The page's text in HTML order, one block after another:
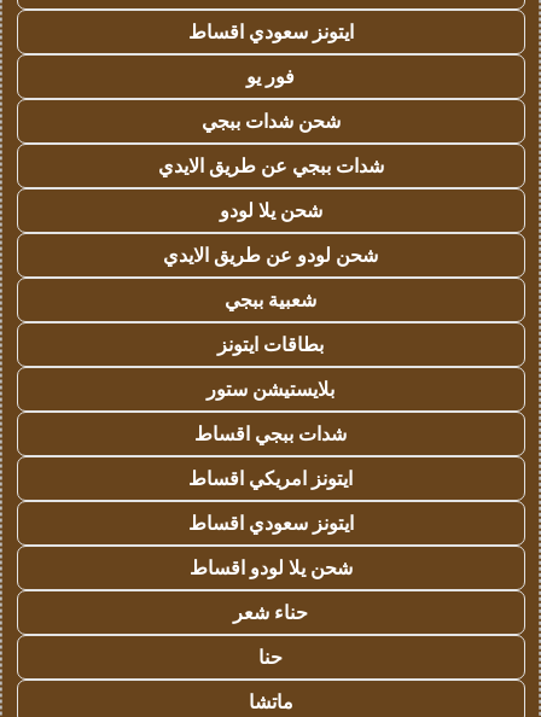
ايتونز سعودي اقساط
فور يو
شحن شدات ببجي
شدات ببجي عن طريق الايدي
شحن يلا لودو
شحن لودو عن طريق الايدي
شعبية ببجي
بطاقات ايتونز
بلايستيشن ستور
شدات ببجي اقساط
ايتونز امريكي اقساط
ايتونز سعودي اقساط
شحن يلا لودو اقساط
حناء شعر
حنا
ماتشا